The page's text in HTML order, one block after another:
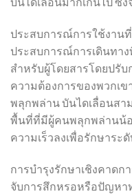
ประสบการณ์การใช้งาน
ประสบการณ์การเดินทา
สำหรับผู้โดยสารโดยปรั
ความต้องการของพวกเ
พลุกพล่าน บันไดเลื่อนสา
พื้นที่ที่มีผู้คนพลุกพล่านน้อ
ความเร็วลงเพื่อรักษาระ
การบำรุงรักษาเชิงคาดก
จับการสึกหรอหรือปัญหา